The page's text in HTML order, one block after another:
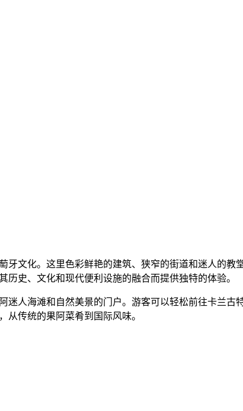
牙文化。这里色彩鲜艳的建筑、狭窄的街道和迷人的
史、文化和现代便利设施的融合而提供独特的体验。
迷人海滩和自然美景的门户。游客可以轻松前往卡兰
从传统的果阿菜肴到国际风味。